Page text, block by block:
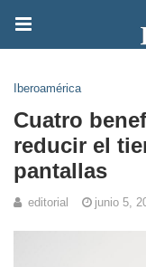
Iberoamérica
Cuatro
reducir el
pantallas
editorial junio 5,